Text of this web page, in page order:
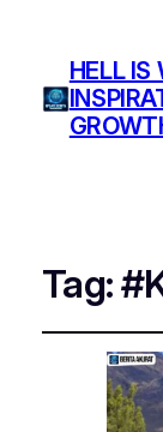
HELL IS
Tag: